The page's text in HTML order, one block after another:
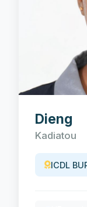
Dieng
Kadiatou
ICDL